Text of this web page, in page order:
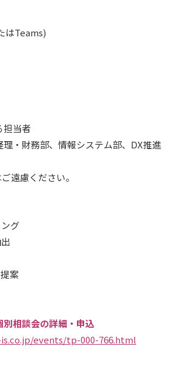
はTeams)
担当者
・財務部、情報システム部、DX推進
遠慮ください。
グ
案
相談会の詳細・申込
events/tp-000-766.html